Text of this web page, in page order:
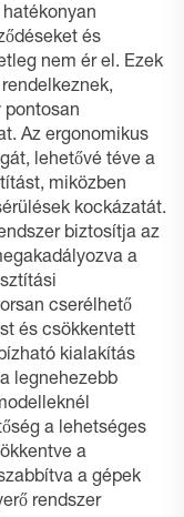
és
nem ér el. Ezek
pontosan
Az ergonomikus
lehetővé téve a
miközben
kockázatát.
biztosítja az
a
cserélhető
és csökkentett
kialakítás
legnehezebb
a lehetséges
a
a gépek
rendszer